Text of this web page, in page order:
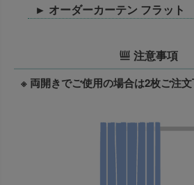
► オーダーカーテン フラット
注意事項
※ 両開きでご使用の場合は2枚ご注文